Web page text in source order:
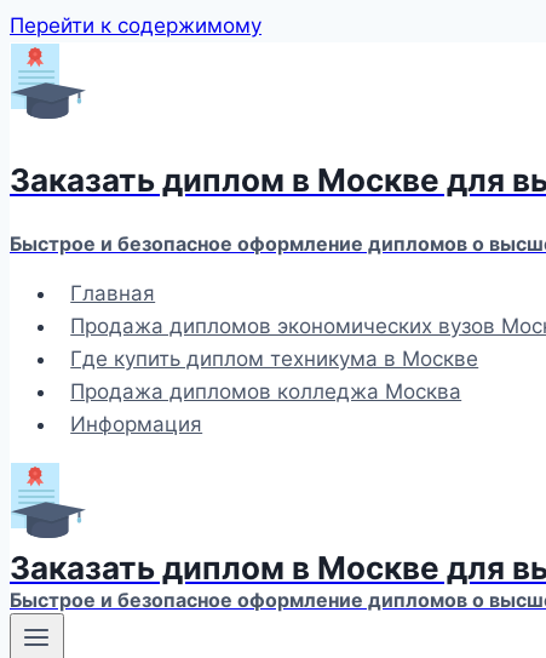
Перейти к содержимому
Заказать диплом в Москве для
Быстрое и безопасное оформление дипломов о
Главная
Продажа дипломов экономических вузов
Где купить диплом техникума в Москве
Продажа дипломов колледжа Москва
Информация
Заказать диплом в Москве для
Быстрое и безопасное оформление дипломов о